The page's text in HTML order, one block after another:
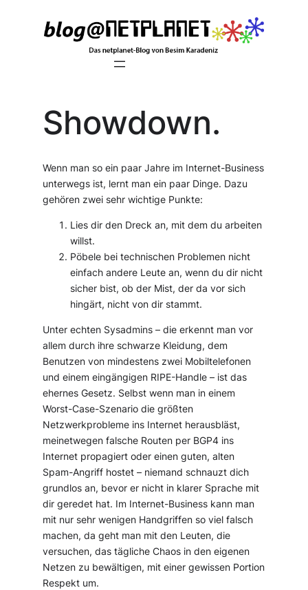
Showdown.
Wenn man so ein paar Jahre im Internet-Business
unterwegs ist, lernt man ein paar Dinge. Dazu
gehören zwei sehr wichtige Punkte:
Lies dir den Dreck an, mit dem du arbeiten
willst.
Pöbele bei technischen Problemen nicht
einfach andere Leute an, wenn du dir nicht
sicher bist, ob der Mist, der da vor sich
hingärt, nicht von dir stammt.
Unter echten Sysadmins – die erkennt man vor
allem durch ihre schwarze Kleidung, dem
Benutzen von mindestens zwei Mobiltelefonen
und einem eingängigen RIPE-Handle – ist das
ehernes Gesetz. Selbst wenn man in einem
Worst-Case-Szenario die größten
Netzwerkprobleme ins Internet herausbläst,
meinetwegen falsche Routen per BGP4 ins
Internet propagiert oder einen guten, alten
Spam-Angriff hostet – niemand schnauzt dich
grundlos an, bevor er nicht in klarer Sprache mit
dir geredet hat. Im Internet-Business kann man
mit nur sehr wenigen Handgriffen so viel falsch
machen, da geht man mit den Leuten, die
versuchen, das tägliche Chaos in den eigenen
Netzen zu bewältigen, mit einer gewissen Portion
Respekt um.